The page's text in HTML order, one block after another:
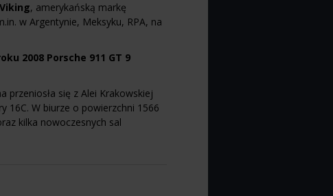
, amerykańską markę
w Argentynie, Meksyku, RPA, na
2008 Porsche 911 GT 9
przeniosła się z Alei Krakowskiej
16C. W biurze o powierzchni 1566
kilka nowoczesnych sal